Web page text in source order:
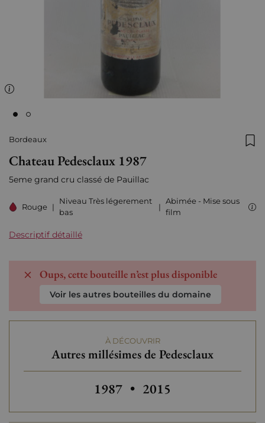
Bordeaux
Chateau Pedesclaux 1987
5eme grand cru classé de Pauillac
Rouge |
Niveau Très légerement
bas
|
Abimée - Mise sous
film
Descriptif détaillé
Oups, cette bouteille n’est plus disponible
Voir les autres bouteilles du domaine
À DÉCOUVRIR
Autres millésimes de Pedesclaux
Autres millésimes de Pedesclaux
1987 • Autres millésimes de
2015